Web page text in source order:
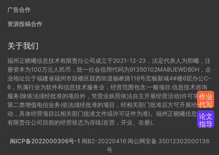
广告合作
资源投稿合作
关于我们
福州正晓曦信息技术有限责任公司成立于2021-12-23，法定代表人为郑曦，注
册资本为100万元人民币，统一社会信用代码为91350102MA8UEWD80H，企
业地址位于福建省福州市鼓楼区鼓西街道杨桥路118号宏杨新城4#楼6层办公C-
6，所属行业为软件和信息技术服务业，经营范围包含:一般项目:信息技术咨询
服务(除依法须经批准的项目外，凭营业执照依法自主开展经营活动)许可项目:
第二类增值电信业务(依法须经批准的项目，经相关部门批准后方可开展经营活
动，具体经营项目以相关部门批准文件或许可证件为准)。福州正晓曦信息技术
有限责任公司目前的经营状态为存续(在营，开业、在册)。
闽ICP备2022000306号-1 闽B2-20220416 闽公网安备 35012302000136
号
作业
代写
论文
指导